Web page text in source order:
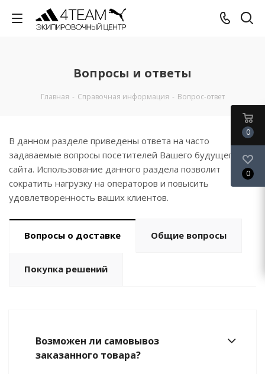
Вопросы и ответы
Главная - Справочная информация - Вопрос-ответ
В данном разделе приведены ответа на часто
задаваемые вопросы посетителей Вашего будущего
сайта. Использование данного раздела позволит
сократить нагрузку на операторов и повысить
удовлетворенность ваших клиентов.
Вопросы о доставке Общие вопросы
Покупка решений
Возможен ли самовывоз
заказанного товара?
0
0